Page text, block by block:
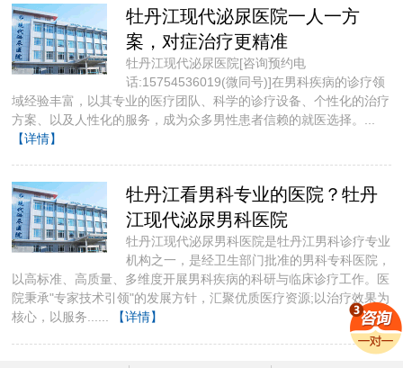
牡丹江现代泌尿医院一人一方
案，对症治疗更精准
牡丹江现代泌尿医院[咨询预约电
话:15754536019(微同号)]​在男科疾病的诊疗领
域经验丰富，以其专业的医疗团队、科学的诊疗设备、个性化的治疗
方案、以及人性化的服务，成为众多男性患者信赖的就医选择。...
【详情】
牡丹江看男科专业的医院？牡丹
江现代泌尿男科医院
牡丹江现代泌尿男科医院是牡丹江男科诊疗专业
机构之一，是经卫生部门批准的男科专科医院，
以高标准、高质量、多维度开展男科疾病的科研与临床诊疗工作。医
院秉承"专家技术引领"的发展方针，汇聚优质医疗资源;以治疗效果为
核心，以服务......
【详情】